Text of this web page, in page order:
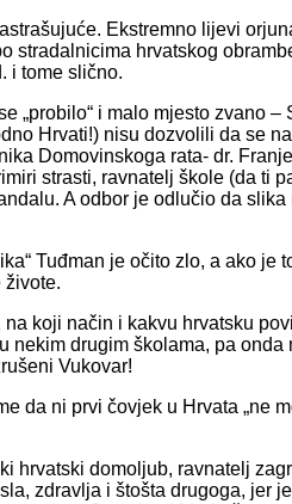
Ekstremno lijevi
stradalnicima hrvatskog
i tome slično.
„probilo“ i malo mjesto zvano
Hrvati!) nisu dozvolili da se
Domovinskoga rata- dr.
strasti, ravnatelj škole (da ti
A odbor je odlučio da
Tuđman je očito zlo, a ako je
živote.
koji način i kakvu hrvatsku
nekim drugim školama, pa
Vukovar!
da ni prvi čovjek u Hrvata „ne
hrvatski domoljub, ravnatelj
zdravlja i štošta drugoga, jer